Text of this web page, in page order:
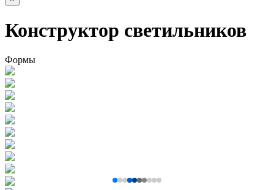
Конструктор светильников
Формы